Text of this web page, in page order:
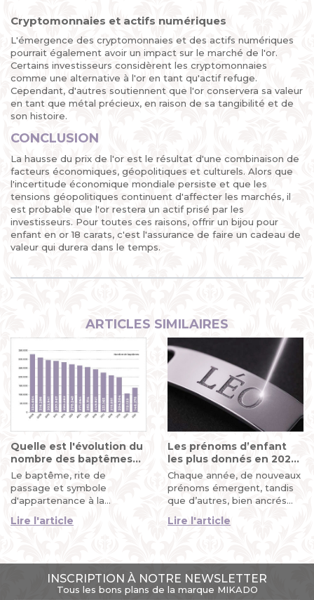
Cryptomonnaies et actifs numériques
L'émergence des cryptomonnaies et des actifs numériques
pourrait également avoir un impact sur le marché de l'or.
Certains investisseurs considèrent les cryptomonnaies
comme une alternative à l'or en tant qu'actif refuge.
Cependant, d'autres soutiennent que l'or conservera sa valeur
en tant que métal précieux, en raison de sa tangibilité et de
son histoire.
CONCLUSION
La hausse du prix de l'or est le résultat d'une combinaison de
facteurs économiques, géopolitiques et culturels. Alors que
l'incertitude économique mondiale persiste et que les
tensions géopolitiques continuent d'affecter les marchés, il
est probable que l'or restera un actif prisé par les
investisseurs. Pour toutes ces raisons, offrir un bijou pour
enfant en or 18 carats, c'est l'assurance de faire un cadeau de
valeur qui durera dans le temps.
ARTICLES SIMILAIRES
Quelle est l'évolution du
nombre des baptêmes
en France ?
Le baptême, rite de
passage et symbole
d'appartenance à la
communauté chrétienne, a
connu au fil des décennies
Lire l'article
Les prénoms d’enfant
les plus donnés en 2024
: tendances et
influences
Chaque année, de nouveaux
prénoms émergent, tandis
que d’autres, bien ancrés
dans l’histoire, continuent
d'être...
Lire l'article
INSCRIPTION À NOTRE NEWSLETTER
Tous les bons plans de la marque MIKADO